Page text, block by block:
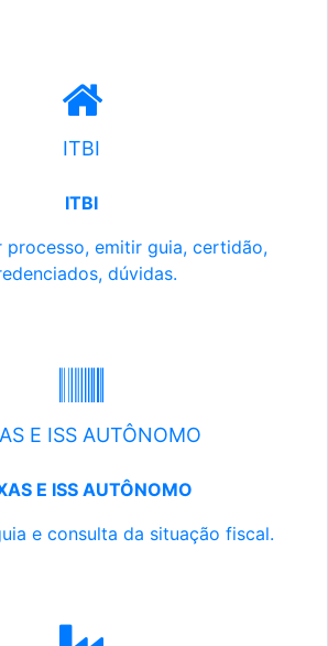
ITBI
ITBI
processo, emitir guia, certidão,
dúvidas.
E ISS AUTÔNOMO
E ISS AUTÔNOMO
e consulta da situação fiscal.